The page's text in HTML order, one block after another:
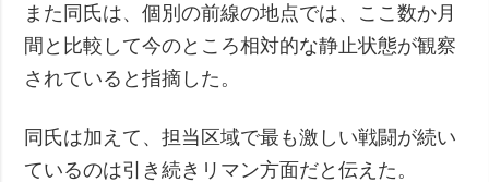
また同氏は、個別の前線の地点では、ここ数か月
間と比較して今のところ相対的な静止状態が観察
されていると指摘した。
同氏は加えて、担当区域で最も激しい戦闘が続い
ているのは引き続きリマン方面だと伝えた。